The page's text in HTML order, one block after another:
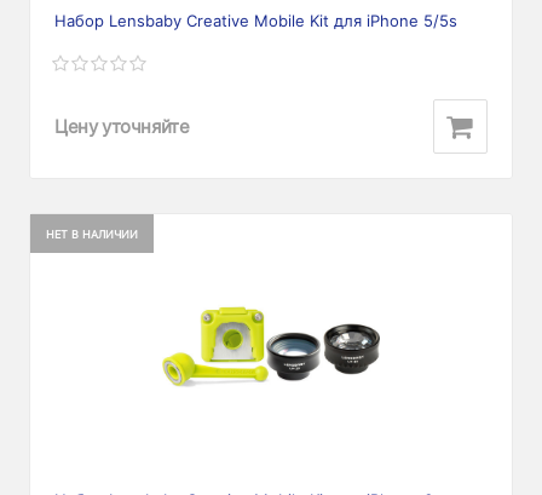
Набор Lensbaby Creative Mobile Kit для iPhone 5/5s
Цену уточняйте
НЕТ В НАЛИЧИИ